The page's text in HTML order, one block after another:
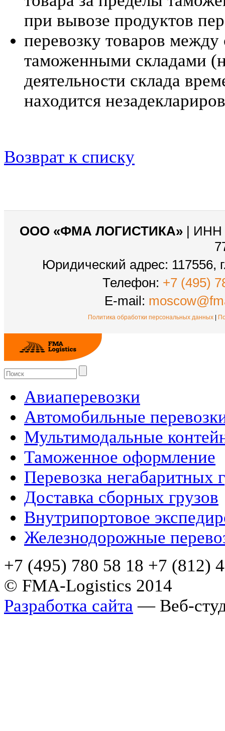
при вывозе продуктов
перевозку товаров
таможенными складами
деятельности склада
находится
Возврат к списку
ООО «ФМА ЛОГИСТИКА» | ИНН
Юридический адрес: 117556,
Телефон: +7 (495)
E-mail:
Политика обработки персональных данных
Авиаперевозки
Автомобильные
Мультимодальные
Таможенное оформление
Перевозка негабаритных
Доставка сборных грузов
Внутрипортовое
Железнодорожные
+7 (495) 780 58 18 +7 (812)
© FMA-Logistics 2014
Разработка сайта — Веб-